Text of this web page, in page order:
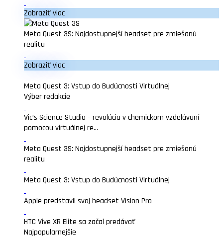
Zobraziť viac
Meta Quest 3S: Najdostupnejší headset pre zmiešanú
realitu
Zobraziť viac
Meta Quest 3: Vstup do Budúcnosti Virtuálnej
Výber redakcie
Vic’s Science Studio – revolúcia v chemickom vzdelávaní
pomocou virtuálnej re...
Meta Quest 3S: Najdostupnejší headset pre zmiešanú
realitu
Meta Quest 3: Vstup do Budúcnosti Virtuálnej
Apple predstavil svoj headset Vision Pro
HTC Vive XR Elite sa začal predávať
Najpopularnejšie